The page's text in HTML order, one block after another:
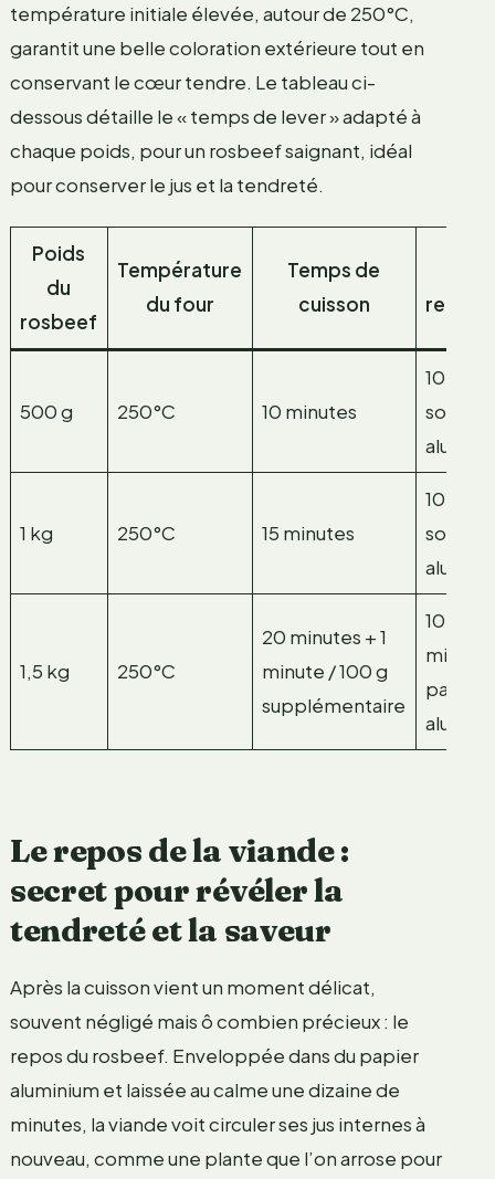
température initiale élevée, autour de 250°C,
garantit une belle coloration extérieure tout en
conservant le cœur tendre. Le tableau ci-
dessous détaille le « temps de lever » adapté à
chaque poids, pour un rosbeef saignant, idéal
pour conserver le jus et la tendreté.
Poids
du
rosbeef
Température
du four
Temps de
cuisson
500 g 250°C 10 minutes
10
sous
1 kg 250°C 15 minutes
10
sous
1,5 kg 250°C
20 minutes + 1
minute / 100 g
supplémentaire
10 à 12
papier
Le repos de la viande :
secret pour révéler la
tendreté et la saveur
Après la cuisson vient un moment délicat,
souvent négligé mais ô combien précieux : le
repos du rosbeef. Enveloppée dans du papier
aluminium et laissée au calme une dizaine de
minutes, la viande voit circuler ses jus internes à
nouveau, comme une plante que l’on arrose pour